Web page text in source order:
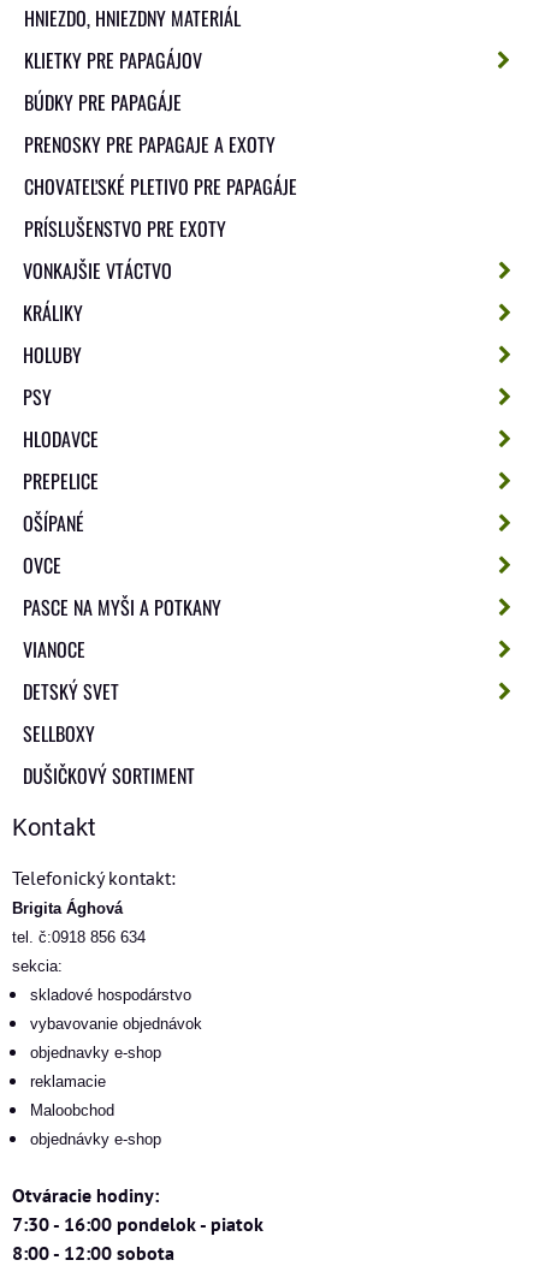
HNIEZDO, HNIEZDNY MATERIÁL
KLIETKY PRE PAPAGÁJOV
BÚDKY PRE PAPAGÁJE
PRENOSKY PRE PAPAGAJE A EXOTY
CHOVATEĽSKÉ PLETIVO PRE PAPAGÁJE
PRÍSLUŠENSTVO PRE EXOTY
VONKAJŠIE VTÁCTVO
KRÁLIKY
HOLUBY
PSY
HLODAVCE
PREPELICE
OŠÍPANÉ
OVCE
PASCE NA MYŠI A POTKANY
VIANOCE
DETSKÝ SVET
SELLBOXY
DUŠIČKOVÝ SORTIMENT
Kontakt
Telefonický kontakt:
Brigita Ághová
tel. č:0918 856 634
sekcia:
skladové hospodárstvo
vybavovanie objednávok
objednavky e-shop
reklamacie
Maloobchod
objednávky e-shop
Otváracie hodiny:
7:30 - 16:00 pondelok - piatok
8:00 - 12:00 sobota